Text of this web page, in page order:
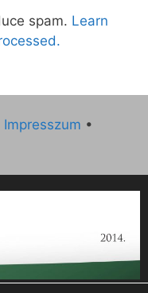
spam. Learn
Impresszum •
évi működésének